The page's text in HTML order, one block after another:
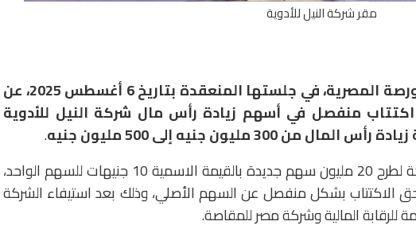
مقر شركة النيل للأدوية
أعلنت لجنة قيد الأوراق المالية بالبورصة المصرية، في جلستها المنعقدة بتاريخ 6 أغسطس 2025، عن
20 مليون حق اكتتاب منفصل في أسهم زيادة رأس مال شركة النيل للأدوية
مليون جنيه إلى 500 مليون جنيه
.
وتأتي هذه الخطوة ضمن إجراءات الشركة لطرح 20 مليون سهم جديدة بالقيمة الاسمية 10 جنيهات للسهم الواحد،
الاكتتاب بشكل منفصل عن السهم الأصلي، وذلك بعد استيفاء الشركة
للرقابة المالية وشركة مصر للمقاصة.